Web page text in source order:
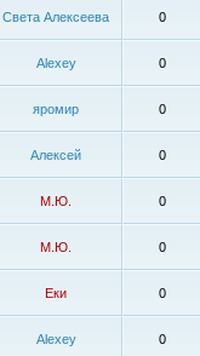
Света Алексеева 0
Alexey 0
яромир 0
Алексей 0
М.Ю. 0
М.Ю. 0
Еки 0
Alexey 0